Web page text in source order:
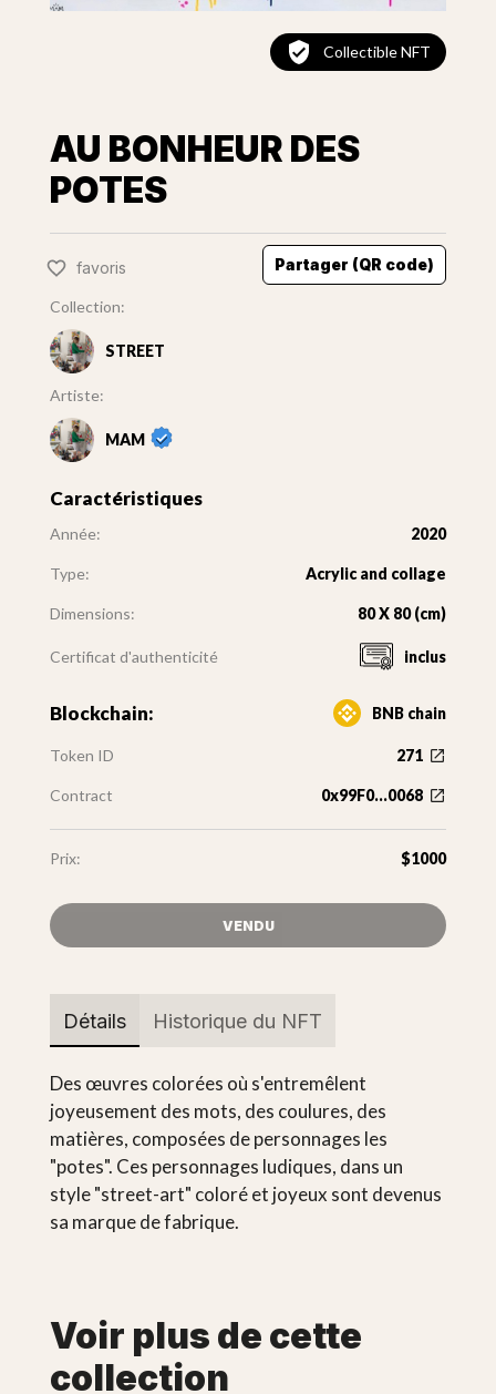
Collectible NFT
AU BONHEUR DES
POTES
favoris Partager (QR code)
Collection:
STREET
Artiste:
MAM
Caractéristiques
Année: 2020
Type: Acrylic and collage
Dimensions: 80 X 80 (cm)
Certificat d'authenticité inclus
Blockchain: BNB chain
Token ID 271
Contract 0x99F0...0068
Prix: $1000
VENDU
Détails Historique du NFT
Des œuvres colorées où s'entremêlent
joyeusement des mots, des coulures, des
matières, composées de personnages les
"potes". Ces personnages ludiques, dans un
style "street-art" coloré et joyeux sont devenus
sa marque de fabrique.
Voir plus de cette
collection